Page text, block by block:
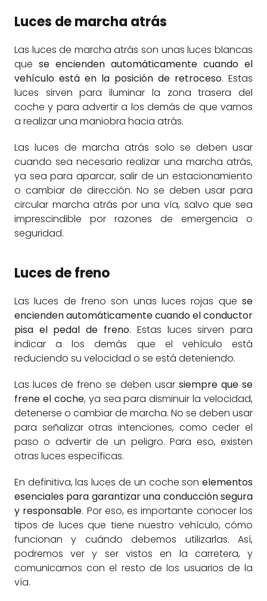
Luces de marcha atrás
Las luces de marcha atrás son unas luces blancas
que se encienden automáticamente cuando el
vehículo está en la posición de retroceso. Estas
luces sirven para iluminar la zona trasera del
coche y para advertir a los demás de que vamos
a realizar una maniobra hacia atrás.
Las luces de marcha atrás solo se deben usar
cuando sea necesario realizar una marcha atrás,
ya sea para aparcar, salir de un estacionamiento
o cambiar de dirección. No se deben usar para
circular marcha atrás por una vía, salvo que sea
imprescindible por razones de emergencia o
seguridad.
Luces de freno
Las luces de freno son unas luces rojas quese
encienden automáticamente cuando el conductor
pisa el pedal de freno. Estas luces sirven para
indicar a los demás que el vehículo está
reduciendo su velocidad o se está deteniendo.
Las luces de freno se deben usar siempre que se
frene el coche, ya sea para disminuir la velocidad,
detenerse o cambiar de marcha. No se deben usar
para señalizar otras intenciones, como ceder el
paso o advertir de un peligro. Para eso, existen
otras luces específicas.
En definitiva, las luces de un coche sonelementos
esenciales para garantizar una conducción segura
y responsable. Por eso, es importante conocer los
tipos de luces que tiene nuestro vehículo, cómo
funcionan y cuándo debemos utilizarlas. Así,
podremos ver y ser vistos en la carretera, y
comunicarnos con el resto de los usuarios de la
vía.